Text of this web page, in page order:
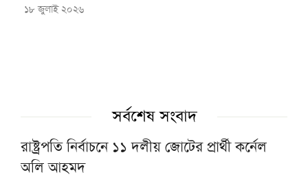
১৮ জুলাই ২০২৬
সর্বশেষ সংবাদ
রাষ্ট্রপতি নির্বাচনে ১১ দলীয় জোটের প্রার্থী কর্নেল
অলি আহমদ